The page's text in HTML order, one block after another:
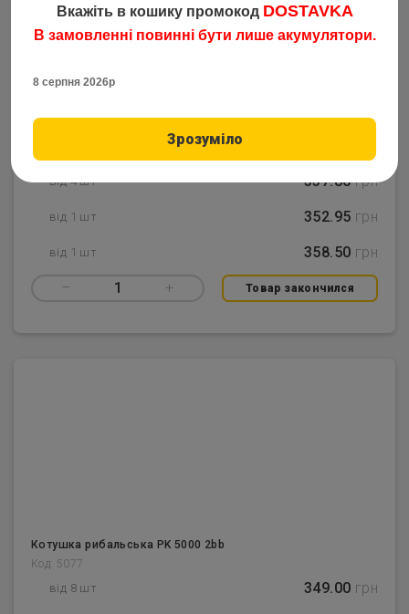
Код: 5076
від 4 шт 337.80 грн
від 1 шт 352.95 грн
від 1 шт 358.50 грн
– 1 + Товар закончился
Котушка рибальська PK 5000 2bb
Код: 5077
від 8 шт 349.00 грн
Вкажіть в кошику промокод DOSTAVKA
В замовленні повинні бути лише акумулятори.
8 серпня 2026р
Зрозуміло